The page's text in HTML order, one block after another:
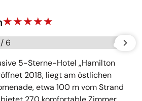
Der Kur- und
Fahrstuhl erreichbar.
5-Sterne-Hotel „Hamilton
2018, liegt am östlichen
etwa 100 m vom Strand